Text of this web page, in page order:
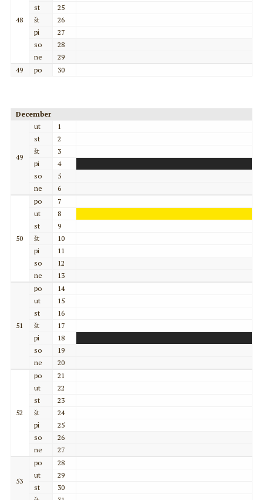
48
st
25
št
26
pi
27
so
28
ne
29
49
po 30
December
49
ut
1
st
2
št
3
pi
4
so
5
ne
6
50
po
7
ut
8
st
9
št
10
pi
11
so
12
ne
13
51
po
14
ut
15
st
16
št
17
pi
18
so
19
ne
20
52
po
21
ut
22
st
23
št
24
pi
25
so
26
ne
27
53
po
28
ut
29
st
30